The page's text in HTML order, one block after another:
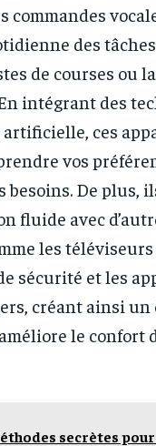
commandes
des
de courses ou
intégrant des
artificielle, ces
vos
besoins. De plus,
fluide avec
les
sécurité et les
créant ainsi un
le confort
secrètes